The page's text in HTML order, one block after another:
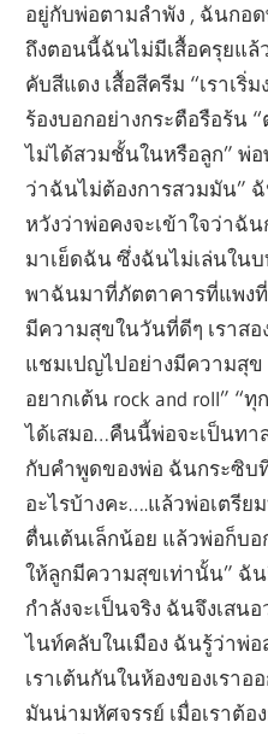
อยู่กับพ่อตามลำพัง , ฉันกอ
ถึงตอนนี้ฉันไม่มีเสื้อครุยแล้
คับสีแดง เสื้อสีครีม “เราเริ่
ร้องบอกอย่างกระตือรือร้น “
ไม่ได้สวมชั้นในหรือลูก” พ่
ว่าฉันไม่ต้องการสวมมัน”
หวังว่าพ่อคงจะเข้าใจว่าฉั
มาเย็ดฉัน ซึ่งฉันไม่เล่นใน
พาฉันมาที่ภัตตาคารที่แพง
มีความสุขในวันที่ดีๆ เราส
แชมเปญไปอย่างมีความสุ
อยากเต้น rock and roll” “
ได้เสมอ…คืนนี้พ่อจะเป็นทา
กับคำพูดของพ่อ ฉันกระซิบ
อะไรบ้างคะ….แล้วพ่อเตรี
ตื่นเต้นเล็กน้อย แล้วพ่อก็บ
ให้ลูกมีความสุขเท่านั้น” ฉั
กำลังจะเป็นจริง ฉันจึงเสน
ไนท์คลับในเมือง ฉันรู้ว่าพ่
เราเต้นกันในห้องของเราอ
มันน่ามหัศจรรย์ เมื่อเราต้อ